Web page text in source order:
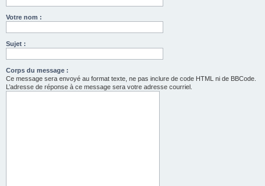
Votre nom :
Sujet :
Corps du message :
Ce message sera envoyé au format texte, ne pas inclure de code HTML ni de BBCode.
L’adresse de réponse à ce message sera votre adresse courriel.